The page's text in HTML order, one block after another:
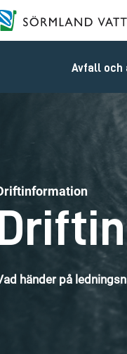
Avfall och
händer på